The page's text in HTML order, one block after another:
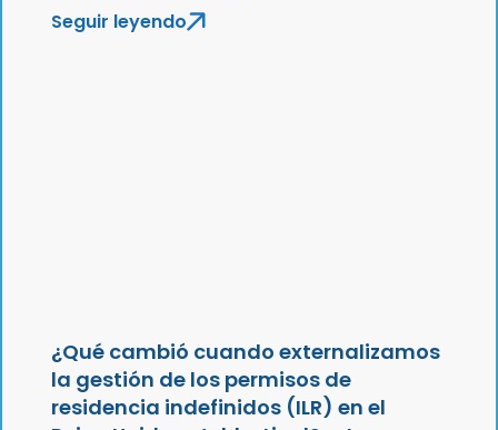
Seguir leyendo
¿Qué cambió cuando externalizamos
la gestión de los permisos de
residencia indefinidos (ILR) en el